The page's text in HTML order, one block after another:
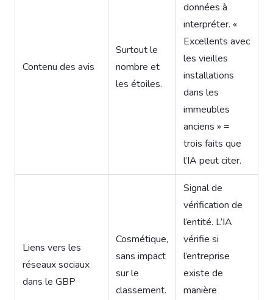
Contenu des avis
Surtout le
nombre et
les étoiles.
données à
interpréter. «
Excellents avec
les vieilles
installations
dans les
immeubles
anciens » =
trois faits que
l’IA peut citer.
Liens vers les
réseaux sociaux
dans le GBP
Cosmétique,
sans impact
sur le
classement.
Signal de
vérification de
l’entité. L’IA
vérifie si
l’entreprise
existe de
manière